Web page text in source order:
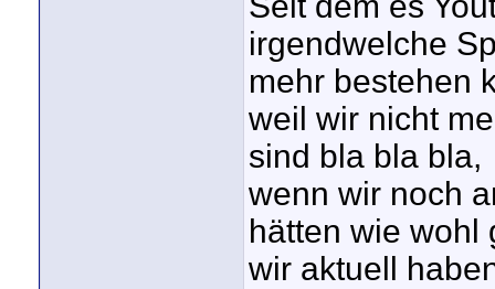
irgendwelche
mehr bestehen
weil wir nicht
sind bla bla bla,
wenn wir noch
hätten wie wohl
wir aktuell